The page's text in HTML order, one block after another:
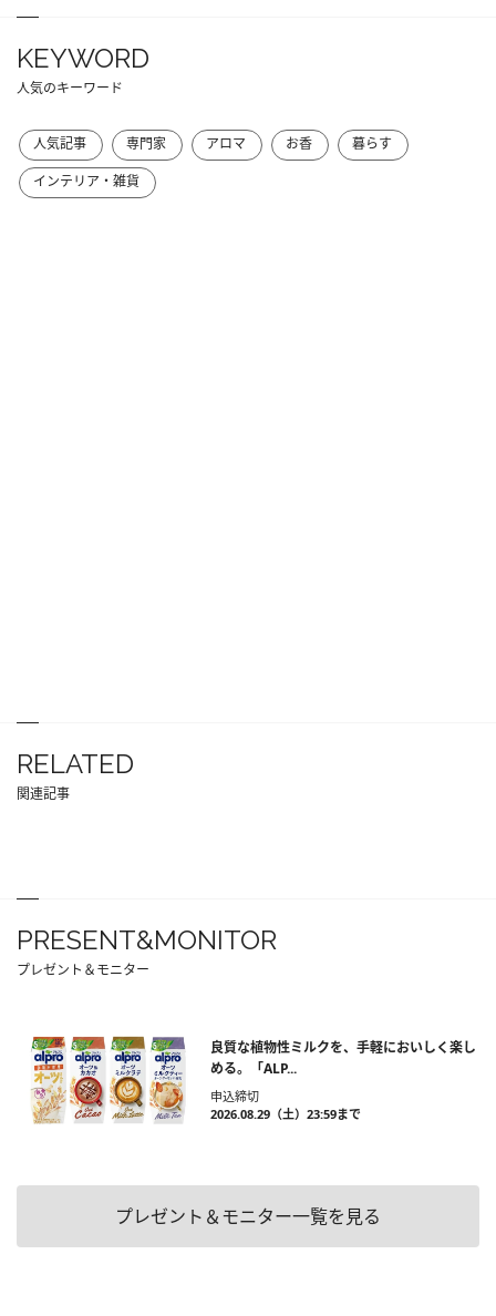
KEYWORD
人気のキーワード
人気記事 専門家 アロマ お香
暮らす
インテリア・雑貨
RELATED
関連記事
PRESENT&MONITOR
プレゼント＆モニター
良質な植物性ミルクを、手軽においしく楽し
める。「ALP...
申込締切
2026.08.29（土）23:59まで
プレゼント＆モニター一覧を見る